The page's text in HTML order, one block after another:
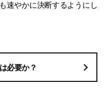
速やかに決断するようにし
必要か？